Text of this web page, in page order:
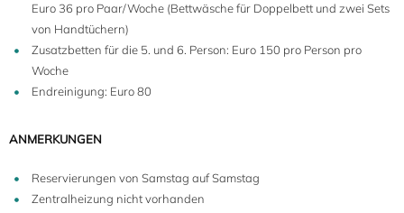
Euro 36 pro Paar/Woche (Bettwäsche für Doppelbett und zwei Sets
von Handtüchern)
Zusatzbetten für die 5. und 6. Person: Euro 150 pro Person pro
Woche
Endreinigung: Euro 80
ANMERKUNGEN
Reservierungen von Samstag auf Samstag
Zentralheizung nicht vorhanden